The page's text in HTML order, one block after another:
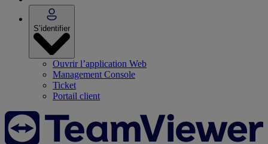
S’identifier
Ouvrir l’application Web
Management Console
Ticket
Portail client